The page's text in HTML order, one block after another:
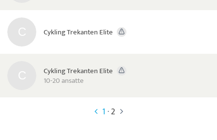
Cykling Trekanten Elite
Cykling Trekanten Elite
10-20 ansatte
1 ·2